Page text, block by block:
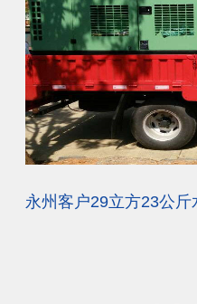
永州客户29立方23公